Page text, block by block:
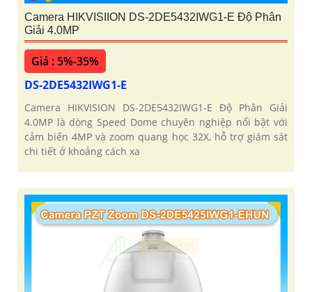
Camera HIKVISIION DS-2DE5432IWG1-E Độ Phân
Giải 4.0MP
Giá : 5%-35%
DS-2DE5432IWG1-E
Camera HIKVISION DS-2DE5432IWG1-E Độ Phân Giải
4.0MP là dòng Speed Dome chuyên nghiệp nổi bật với
cảm biến 4MP và zoom quang học 32X, hỗ trợ giám sát
chi tiết ở khoảng cách xa